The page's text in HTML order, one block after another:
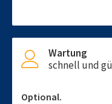
Wartung
schnell und
Optional.